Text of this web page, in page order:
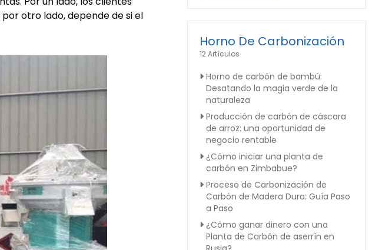
otro lado, depende de si el
Horno De Carbonización
12 Artículos
Horno de carbón de bambú:
Desatando la magia verde de la
naturaleza
Producción de carbón de cáscara
de arroz: una oportunidad de
negocio rentable
¿Cómo iniciar una planta de
carbón en Zimbabue?
Proceso de Carbonización de
Carbón de Madera Dura: Guía Paso
a Paso
¿Cómo ganar dinero con una
Planta de Carbón de aserrín en